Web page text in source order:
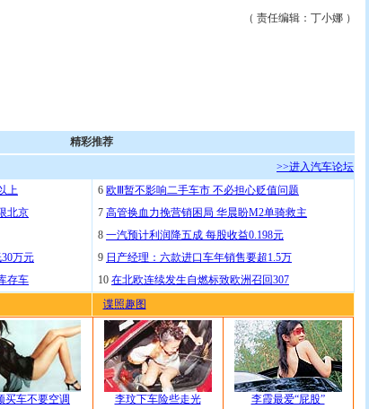
（ 责任编辑：丁小娜 ）
精彩推荐
>>进入汽车论坛
上
北京
万元
存车
6 欧Ⅲ暂不影响二手车市 不必担心贬值问题
7 高管换血力挽营销困局 华晨盼M2单骑救主
8 一汽预计利润降五成 每股收益0.198元
9 日产经理：六款进口车年销售要超1.5万
10 在北欧连续发生自燃标致欧洲召回307
谍照趣图
买车不要空调 李玟下车险些走光
李霞最爱“屁股”